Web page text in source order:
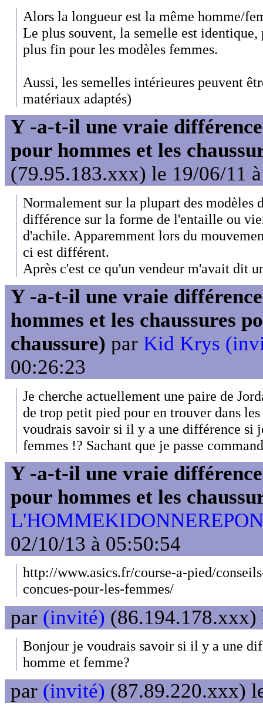
Alors la longueur est la même homme/
Le plus souvent, la semelle est identique,
plus fin pour les modèles femmes.
Aussi, les semelles intérieures peuvent
matériaux adaptés)
Y -a-t-il une vraie
pour hommes et les
(79.95.183.xxx) le 19/06/11
Normalement sur la plupart des modèles
différence sur la forme de l'entaille ou
d'achile. Apparemment lors du
ci est différent.
Après c'est ce qu'un vendeur m'avait dit
Y -a-t-il une vraie
hommes et les chaussures
chaussure) par Kid Krys
00:26:23
Je cherche actuellement une paire de
de trop petit pied pour en trouver dans
voudrais savoir si il y a une différence si
femmes !? Sachant que je passe
Y -a-t-il une vraie
pour hommes et les
02/10/13 à 05:50:54
http://www.asics.fr/course-a-pied/
concues-pour-les-femmes/
par (invité) (86.194.178.xxx)
Bonjour je voudrais savoir si il y a une
homme et femme?
par (invité) (87.89.220.xxx)